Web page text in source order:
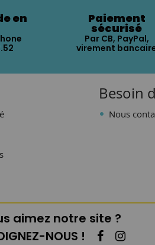
en Paiement
sécurisé
Par CB, PayPal,
virement
Besoin
Nous
aimez notre site ?
NOUS !